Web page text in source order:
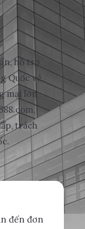
hỗ trợ
Quốc về
mại lớn
trách
đến đơn